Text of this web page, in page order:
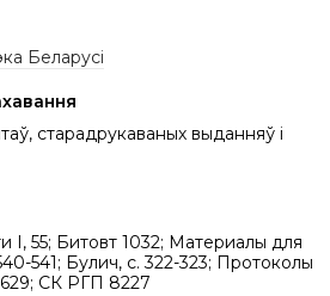
Беларусі
старадрукаваных выданняў і
I, 55; Битовт 1032; Материалы для
541; Булич, с. 322-323; Протоколы
СК РГП 8227